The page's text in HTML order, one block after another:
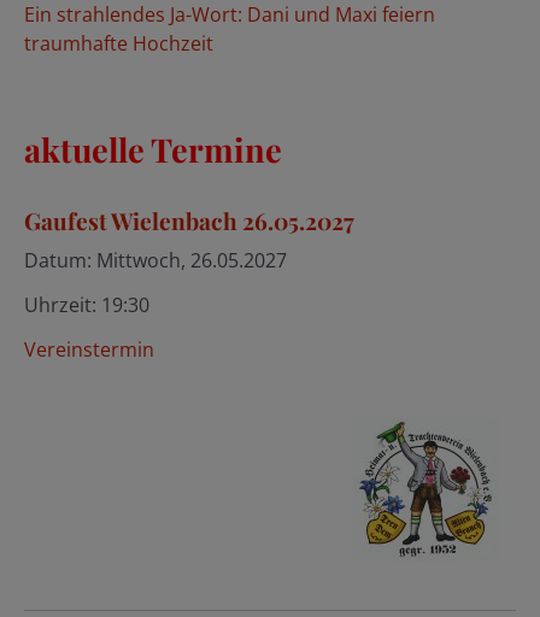
Ein strahlendes Ja-Wort: Dani und Maxi feiern
traumhafte Hochzeit
aktuelle Termine
Gaufest Wielenbach 26.05.2027
Datum: Mittwoch, 26.05.2027
Uhrzeit: 19:30
Vereinstermin